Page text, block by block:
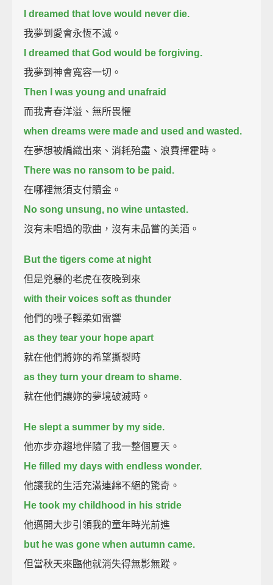
I dreamed that love would never die.
我夢到愛會永恆不滅。
I dreamed that God would be forgiving.
我夢到神會寬容一切。
Then I was young and unafraid
而我青春洋溢、無所畏懼
when dreams were made and used and wasted.
在夢想被編織出來、消耗殆盡、浪費揮霍時。
There was no ransom to be paid.
在哪裡無須支付贖金。
No song unsung, no wine untasted.
沒有未唱過的歌曲，沒有未品嘗的美酒。
But the tigers come at night
但是兇暴的老虎在夜晚到來
with their voices soft as thunder
他們的嗓子輕柔如雷響
as they tear your hope apart
就在他們將妳的希望撕裂時
as they turn your dream to shame.
就在他們讓妳的夢境破滅時。
He slept a summer by my side.
他亦步亦趨地伴隨了我一整個夏天。
He filled my days with endless wonder.
他讓我的生活充滿連綿不絕的驚奇。
He took my childhood in his stride
他邁開大步引領我的童年時光前進
but he was gone when autumn came.
但當秋天來臨他就消失得無影無蹤。